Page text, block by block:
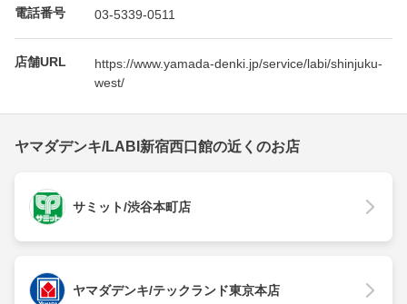
電話番号 03-5339-0511
店舗URL
https://www.yamada-denki.jp/service/labi/shinjuku-
west/
ヤマダデンキ/LABI新宿西口館の近くのお店
サミット/渋谷本町店
ヤマダデンキ/テックランド東京本店